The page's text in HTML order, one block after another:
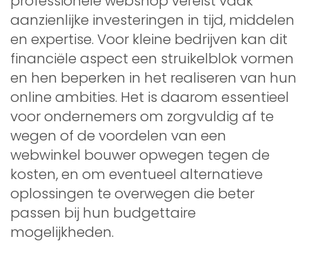
aanzienlijke investeringen in tijd, middelen
en expertise. Voor kleine bedrijven kan dit
financiële aspect een struikelblok vormen
en hen beperken in het realiseren van hun
online ambities. Het is daarom essentieel
voor ondernemers om zorgvuldig af te
wegen of de voordelen van een
webwinkel bouwer opwegen tegen de
kosten, en om eventueel alternatieve
oplossingen te overwegen die beter
passen bij hun budgettaire
mogelijkheden.